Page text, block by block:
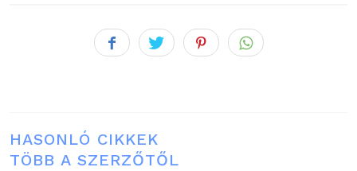
HASONLÓ CIKKEK
TÖBB A SZERZŐTŐL